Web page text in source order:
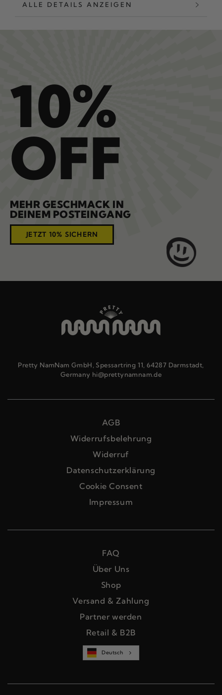
ALLE DETAILS ANZEIGEN
10%
OFF
MEHR GESCHMACK IN
DEINEM POSTEINGANG
JETZT 10% SICHERN
FAQ
Über Uns
Shop
Versand & Zahlung
Partner werden
Retail & B2B
Deutsch
Pretty NamNam GmbH, Spessartring 11, 64287 Darmstadt,
Germany hi@prettynamnam.de
AGB
Widerrufsbelehrung
Widerruf
Datenschutzerklärung
Cookie Consent
Impressum